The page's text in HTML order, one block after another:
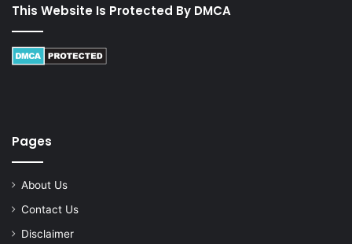
This Website Is Protected By DMCA
Pages
About Us
Contact Us
Disclaimer